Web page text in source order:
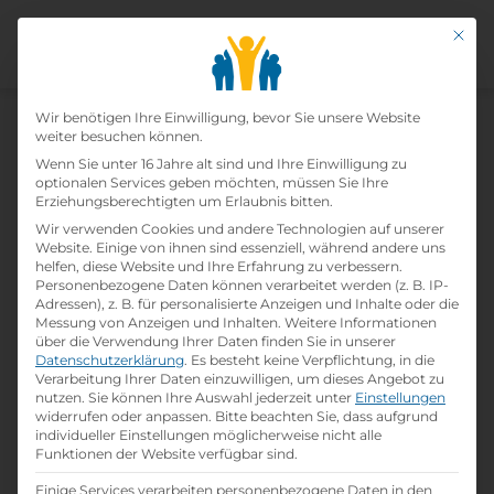
Home»Lehrbetriebe»Kiepe Electric Ges.m.b.H.
Kiepe Electric Ges.m.b.h.
printLehrstelle ausdrucken
Detailinformationen
folderBranche:
Elektrotechnik / Elektronik /
Telekommunikation / IT
infoGründungsjahr
1959
Mit
Datenschutz-
Wir benötigen Ihre Einwilligung, bevor Sie unsere Website
weiter besuchen können.
Wenn Sie unter 16 Jahre alt sind und Ihre Einwilligung zu
optionalen Services geben möchten, müssen Sie Ihre
Erziehungsberechtigten um Erlaubnis bitten.
Wir verwenden Cookies und andere Technologien auf unserer
Website. Einige von ihnen sind essenziell, während andere uns
helfen, diese Website und Ihre Erfahrung zu verbessern.
Personenbezogene Daten können verarbeitet werden (z. B. IP-
Adressen), z. B. für personalisierte Anzeigen und Inhalte oder die
Messung von Anzeigen und Inhalten. Weitere Informationen
über die Verwendung Ihrer Daten finden Sie in unserer
Datenschutzerklärung. Es besteht keine Verpflichtung, in die
Verarbeitung Ihrer Daten einzuwilligen, um dieses Angebot zu
nutzen. Sie können Ihre Auswahl jederzeit unter Einstellungen
widerrufen oder anpassen. Bitte beachten Sie, dass aufgrund
individueller Einstellungen möglicherweise nicht alle
Funktionen der Website verfügbar sind.
Einige Services verarbeiten personenbezogene Daten in den